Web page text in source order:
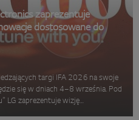
zaprezentuje
dostosowane do
targi IFA 2026 na swoje
się w dniach 4–8 września. Pod
LG zaprezentuje wizję